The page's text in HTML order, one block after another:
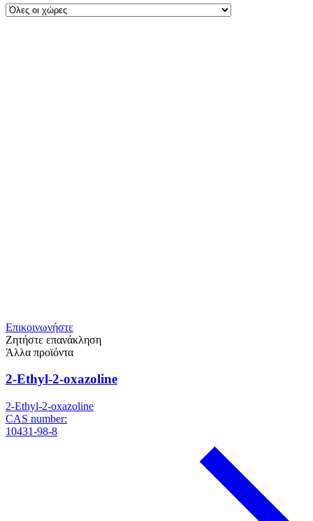
Επικοινωνήστε
Ζητήστε επανάκληση
Άλλα προϊόντα
2-Ethyl-2-oxazoline
2-Ethyl-2-oxazoline
CAS number:
10431-98-8